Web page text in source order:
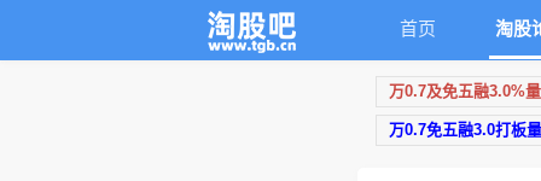
首页 淘股
万0.7及免五融3.0%
万0.7免五融3.0打板